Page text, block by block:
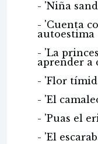
- 'Niña
- 'Cuenta
autoestima
- 'La
aprender a
- 'Flor
- 'El
- 'Puas el
- 'El